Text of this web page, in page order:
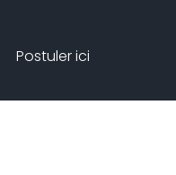
Postuler ici